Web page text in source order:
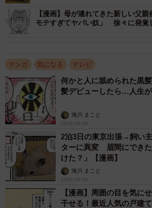
無理やりのからかいや、危険すぎる挑
眉をひそめている自分に気がつきました
「昔のバラエティには確かに輝きがあり
自分がいて。時代の流れとともに、自分
が起きているのを感じました」
今は、出演者の安全や視聴者の多様性
られています。それを「つまらなくな
のは簡単ですが、ほんの小さな引っ掛か
テレビ番組を手放しで楽しめなくなっ
かもしれません。
【漫画】母が連れてきた新しい父
モテすぎてヤバい奴」 徐々に発覚
マンガ 気になる テレビ
何かと人に舐められた黒
髪デビューしたら…人生が
海川 まこと
2026.08.08
2泊3日の東京出張→飼い
ターに異変 眉間にでき
けた？」【漫画】
海川 まこと
2026.08.08
【漫画】周囲の目を気に
干せる！最近人気の戸建